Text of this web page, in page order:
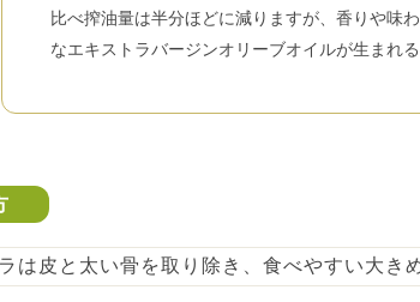
比べ搾油量は半分ほどに減りますが、香りや味
なエキストラバージンオリーブオイルが生まれる
は皮と太い骨を取り除き、食べやすい大き